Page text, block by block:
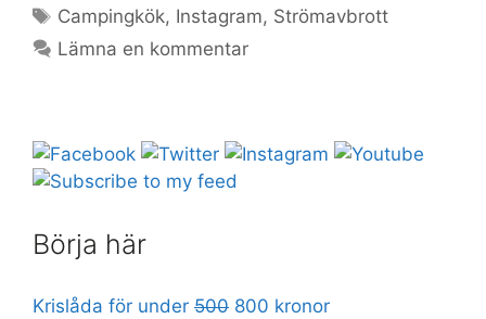
Etiketter
Campingkök, Instagram, Strömavbrott
Lämna en kommentar
Börja här
Krislåda för under 500 800 kronor